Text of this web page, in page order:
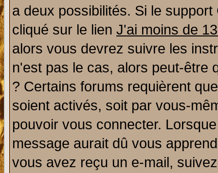
a deux possibilités. Si le
cliqué sur le lien J'ai moins de
alors vous devrez suivre les
n'est pas le cas, alors peut-être
? Certains forums requièrent
soient activés, soit par vous-
pouvoir vous connecter.
message aurait dû vous
vous avez reçu un e-mail,